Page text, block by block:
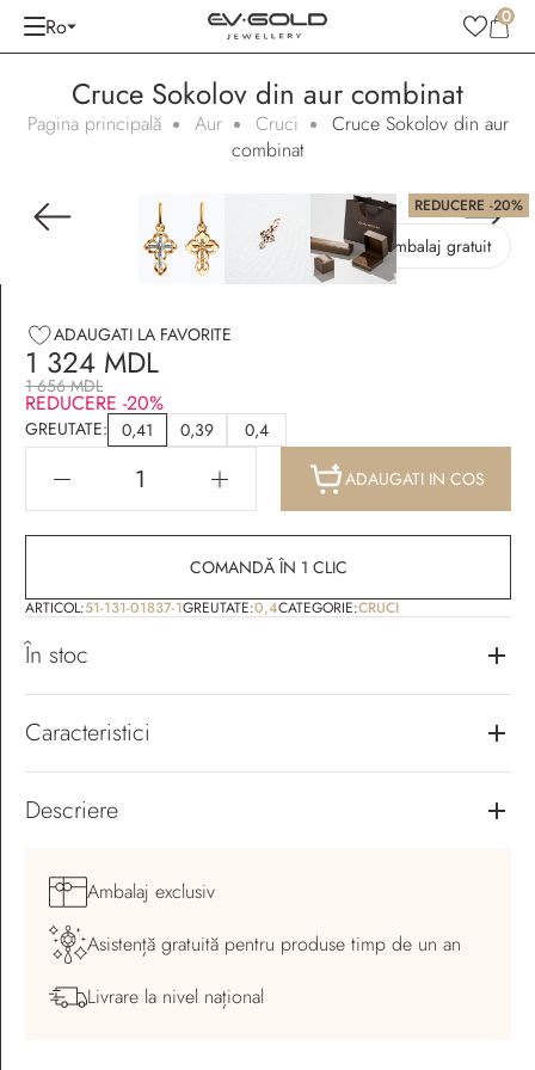
Ro 0
Cruce Sokolov din aur combinat
Pagina principală Aur Cruci
Cruce Sokolov din aur
combinat
REDUCERE -20%
Ambalaj gratuit
ADAUGATI LA FAVORITE
1 324 MDL
1 656 MDL
REDUCERE -20%
GREUTATE: 0,41 0,39 0,4
ADAUGATI IN COS
COMANDĂ ÎN 1 CLIC
ARTICOL:51-131-01837-1GREUTATE:0,4CATEGORIE:CRUCI
În stoc
Caracteristici
Descriere
Ambalaj exclusiv
Asistență gratuită pentru produse timp de un an
Livrare la nivel național